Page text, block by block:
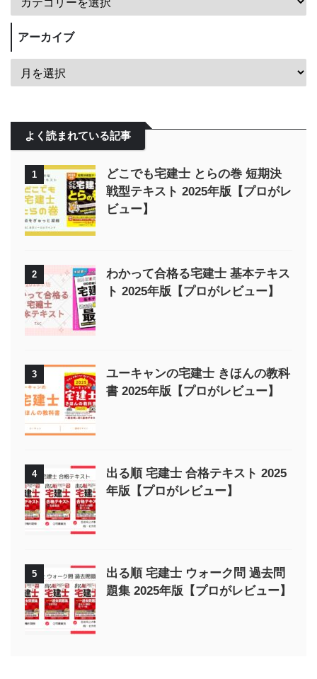
アーカイブ
よく読まれている記事
1
どこでも宅建士 とらの巻 短期決
戦型テキスト 2025年版【プロがレ
ビュー】
2
わかって合格る宅建士 基本テキス
ト 2025年版【プロがレビュー】
3
ユーキャンの宅建士 きほんの教科
書 2025年版【プロがレビュー】
4
出る順 宅建士 合格テキスト 2025
年版【プロがレビュー】
5
出る順 宅建士 ウォーク問 過去問
題集 2025年版【プロがレビュー】